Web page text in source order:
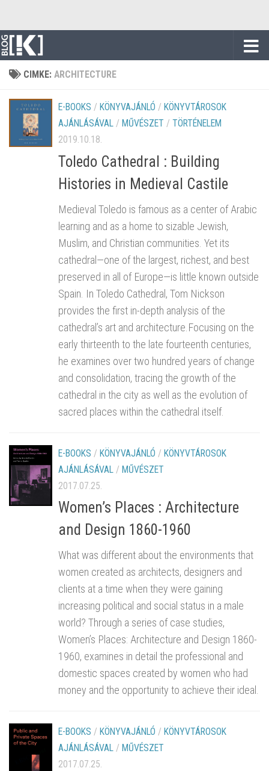
CIMKE: ARCHITECTURE
E-BOOKS / KÖNYVAJÁNLÓ / KÖNYVTÁROSOK
AJÁNLÁSÁVAL / MŰVÉSZET / TÖRTÉNELEM
2019.10.18.
Toledo Cathedral : Building
Histories in Medieval Castile
Medieval Toledo is famous as a center of Arabic
learning and as a home to sizable Jewish,
Muslim, and Christian communities. Yet its
cathedral—one of the largest, richest, and best
preserved in all of Europe—is little known outside
Spain. In Toledo Cathedral, Tom Nickson
provides the first in-depth analysis of the
cathedral’s art and architecture.Focusing on the
early thirteenth to the late fourteenth centuries,
he examines over two hundred years of change
and consolidation, tracing the growth of the
cathedral in the city as well as the evolution of
sacred places within the cathedral itself.
E-BOOKS / KÖNYVAJÁNLÓ / KÖNYVTÁROSOK
AJÁNLÁSÁVAL / MŰVÉSZET
2017.07.25.
Women’s Places : Architecture
and Design 1860-1960
What was different about the environments that
women created as architects, designers and
clients at a time when they were gaining
increasing political and social status in a male
world? Through a series of case studies,
Women’s Places: Architecture and Design 1860-
1960, examines in detail the professional and
domestic spaces created by women who had
money and the opportunity to achieve their ideal.
E-BOOKS / KÖNYVAJÁNLÓ / KÖNYVTÁROSOK
AJÁNLÁSÁVAL / MŰVÉSZET
2017.07.25.